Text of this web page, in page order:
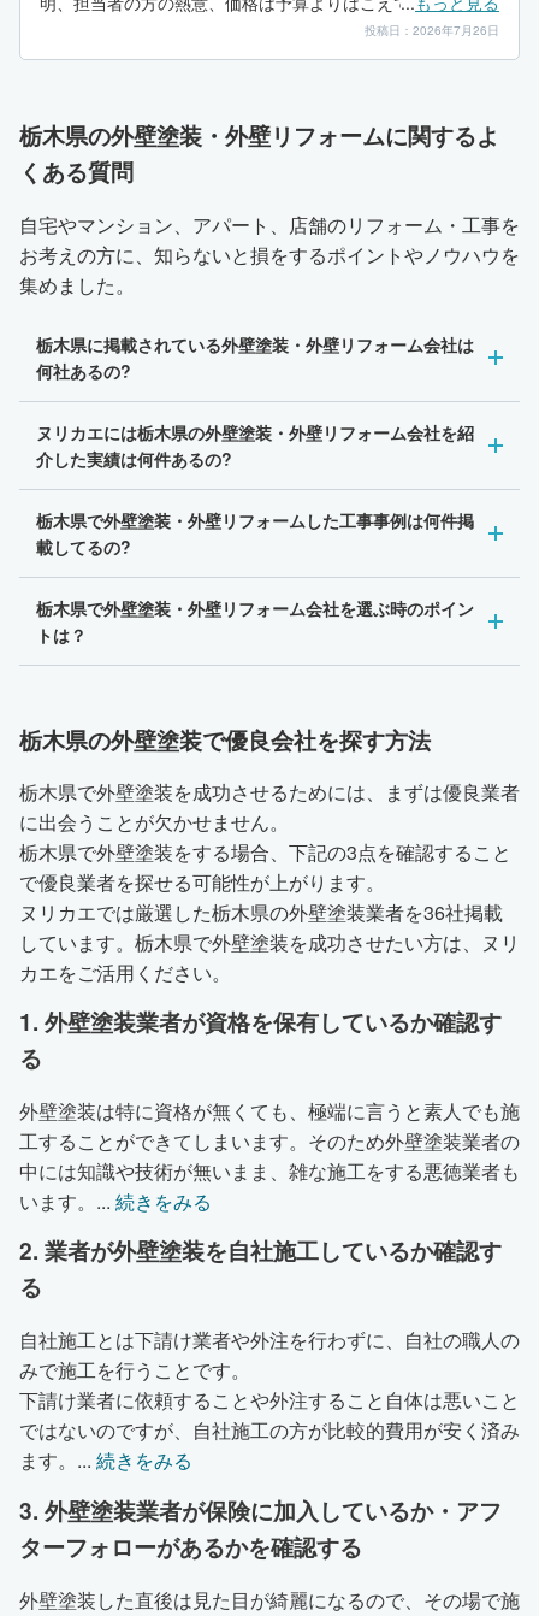
信頼できると思い決めさせて貰いました。でも、やっぱ担当
者の方の人柄かな、、、、
投稿日：2026年7月26日
栃木県の外壁塗装・外壁リフォームに関するよ
くある質問
自宅やマンション、アパート、店舗のリフォーム・工事を
お考えの方に、知らないと損をするポイントやノウハウを
集めました。
栃木県に掲載されている外壁塗装・外壁リフォーム会社は
何社あるの?
ヌリカエには栃木県の外壁塗装・外壁リフォーム会社を紹
介した実績は何件あるの?
栃木県で外壁塗装・外壁リフォームした工事事例は何件掲
載してるの?
栃木県で外壁塗装・外壁リフォーム会社を選ぶ時のポイン
トは？
栃木県の外壁塗装で優良会社を探す方法
栃木県で外壁塗装を成功させるためには、まずは優良業者
に出会うことが欠かせません。
栃木県で外壁塗装をする場合、下記の3点を確認すること
で優良業者を探せる可能性が上がります。
ヌリカエでは厳選した栃木県の外壁塗装業者を36社掲載
しています。栃木県で外壁塗装を成功させたい方は、ヌリ
カエをご活用ください。
1. 外壁塗装業者が資格を保有しているか確認す
る
外壁塗装は特に資格が無くても、極端に言うと素人でも施
工することができてしまいます。そのため外壁塗装業者の
中には知識や技術が無いまま、雑な施工をする悪徳業者も
います。 ... 続きをみる
2. 業者が外壁塗装を自社施工しているか確認す
る
自社施工とは下請け業者や外注を行わずに、自社の職人の
みで施工を行うことです。
下請け業者に依頼することや外注すること自体は悪いこと
ではないのですが、自社施工の方が比較的費用が安く済み
ます。 ... 続きをみる
3. 外壁塗装業者が保険に加入しているか・アフ
ターフォローがあるかを確認する
外壁塗装した直後は見た目が綺麗になるので、その場で施